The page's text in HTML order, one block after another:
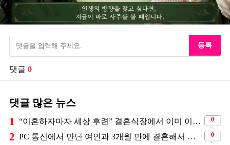
등록
댓글 0
댓글 많은 뉴스
1 “이혼하자마자 세상 후련” 결혼식장에서 이미 이혼을 직감했었다는 배우 0
2 PC 통신에서 만난 여인과 3개월 만에 결혼해서 잘 살고 있는 배우 0